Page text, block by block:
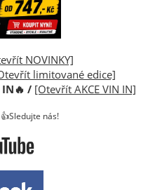
NOVINKY]
limitované edice]
🔥 / [Otevřít AKCE VIN IN]
nás!